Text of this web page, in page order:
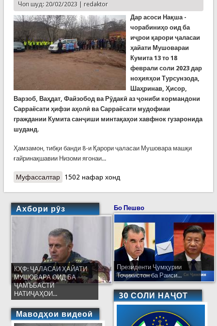
Чоп шуд: 20/02/2023 | redaktor
Дар асоси Нақша -
чорабиниҳо оид ба
иҷрои қарори ҷаласаи
ҳайати Мушовараи
Кумита 13 то 18
феврали соли 2023 дар
ноҳияҳои Турсунзода,
Шаҳринав, Ҳисор,
Варзоб, Ваҳдат, Файзобод ва Рӯдакӣ аз ҷониби кормандони
Сарраёсати ҳифзи аҳолӣ ва Сарраёсати мудофиаи
граждании Кумита санҷиши минтақаҳои хавфнок гузаронида
шуданд.
Ҳамзамон, тибқи банди 8-и Қарори ҷаласаи Мушовара машқи
ғайринақшавии Низоми ягонаи...
Муфассалтаро Машқҳо ва санҷишҳои ғайринақшавии Кумита
1502 нафар хонд
Ахбори рӯз
КҲФ: ҶАЛАСАИ ҲАЙАТИ
МУШОВАРА ОИД БА
ҶАМЪБАСТИ
НАТИҶАҲОИ...
Маводҳои видеоӣ
Бо Пешво
Президенти Ҷумҳурии
Тоҷикистон ба Раиси...
30 СОЛИ НАҶОТ